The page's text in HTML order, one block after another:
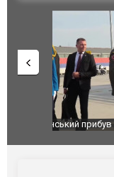
"Вони
зневажливих